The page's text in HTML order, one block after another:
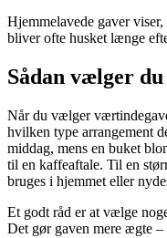
Hjemmelavede gaver
bliver ofte husket længe
Sådan vælger
Når du vælger
hvilken type arrangement
middag, mens en buket
til en kaffeaftale. Til en
bruges i hjemmet eller
Et godt råd er at vælge
Det gør gaven mere ægte